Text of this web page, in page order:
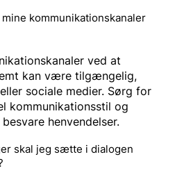
kommunikationskanaler
ved at
kan være tilgængelig,
sociale medier. Sørg for
kommunikationsstil og
henvendelser.
skal jeg sætte i dialogen